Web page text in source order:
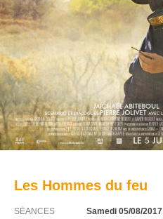
Les Hommes du feu
SÉANCES Samedi 05/08/2017